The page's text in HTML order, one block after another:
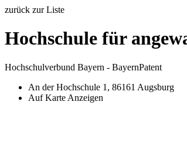
zurück zur Liste
Hochschule für
Hochschulverbund Bayern - BayernPatent
An der Hochschule 1, 86161 Augsburg
Auf Karte Anzeigen